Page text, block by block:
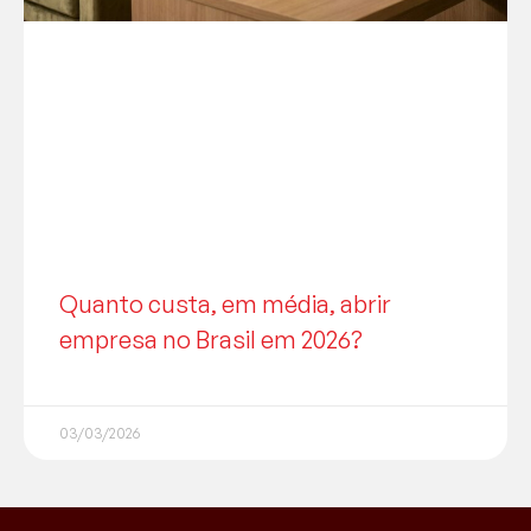
Quanto custa, em média, abrir
empresa no Brasil em 2026?
03/03/2026